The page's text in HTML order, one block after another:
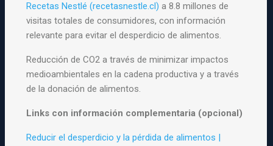
Recetas Nestlé (recetasnestle.cl) a 8.8 millones de
visitas totales de consumidores, con información
relevante para evitar el desperdicio de alimentos.
Reducción de CO2 a través de minimizar impactos
medioambientales en la cadena productiva y a través
de la donación de alimentos.
Links con información complementaria (opcional)
Reducir el desperdicio y la pérdida de alimentos |